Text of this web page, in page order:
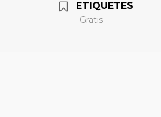
ETIQUETES
Gratis